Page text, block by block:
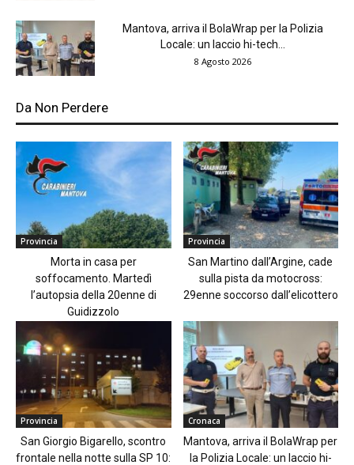
Mantova, arriva il BolaWrap per la Polizia
Locale: un laccio hi-tech...
8 Agosto 2026
Da Non Perdere
Provincia
Morta in casa per
soffocamento. Martedì
l’autopsia della 20enne di
Guidizzolo
Provincia
San Martino dall’Argine, cade
sulla pista da motocross:
29enne soccorso dall’elicottero
Provincia
San Giorgio Bigarello, scontro
frontale nella notte sulla SP 10:
Cronaca
Mantova, arriva il BolaWrap per
la Polizia Locale: un laccio hi-